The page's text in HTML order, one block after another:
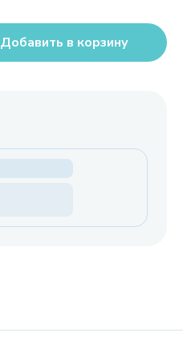
Добавить в корзину